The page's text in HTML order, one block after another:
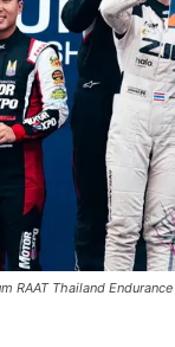
RAAT Thailand Endurance